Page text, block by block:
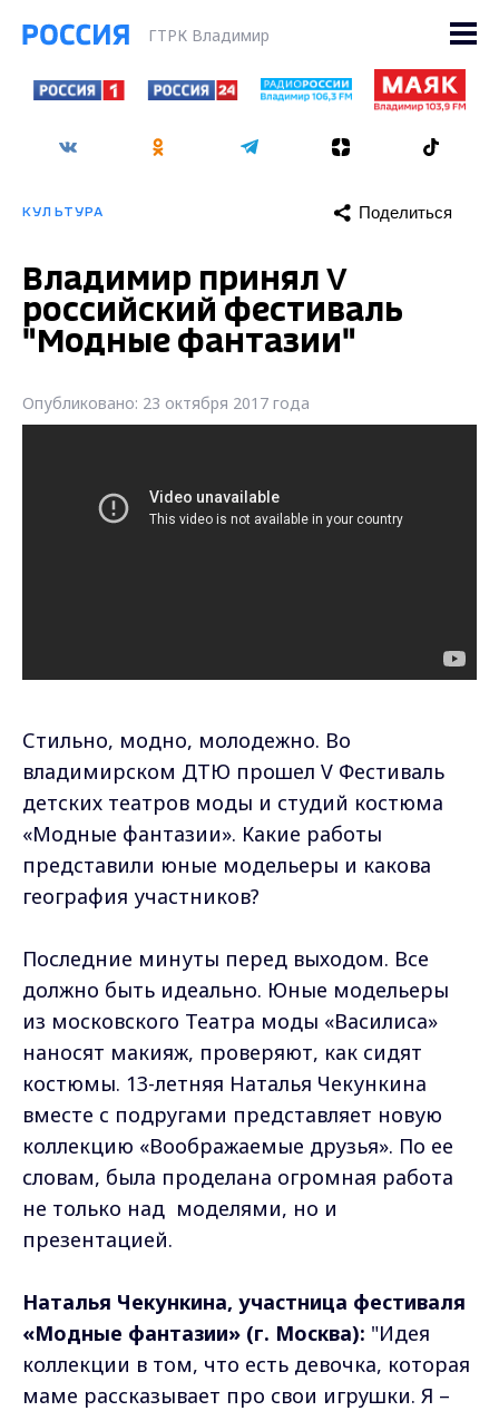
ГТРК Владимир
КУЛЬТУРА Поделиться
Владимир принял V
российский фестиваль
"Модные фантазии"
Опубликовано: 23 октября 2017 года
Стильно, модно, молодежно. Во
владимирском ДТЮ прошел V Фестиваль
детских театров моды и студий костюма
«Модные фантазии». Какие работы
представили юные модельеры и какова
география участников?
Последние минуты перед выходом. Все
должно быть идеально. Юные модельеры
из московского Театра моды «Василиса»
наносят макияж, проверяют, как сидят
костюмы. 13-летняя Наталья Чекункина
вместе с подругами представляет новую
коллекцию «Воображаемые друзья». По ее
словам, была проделана огромная работа
не только над моделями, но и
презентацией.
Наталья Чекункина, участница фестиваля
«Модные фантазии» (г. Москва): "Идея
коллекции в том, что есть девочка, которая
маме рассказывает про свои игрушки. Я –